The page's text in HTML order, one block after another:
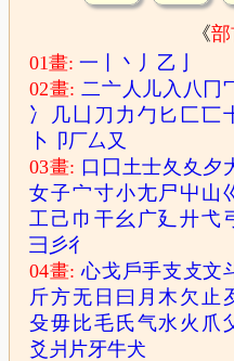
《
01畫:一 丶 丿 乙
02畫:二亠 人 儿入 八 冂
冫
几 凵 刀 力 勹 匕 匚匸
卜
卩厂厶 又
03畫: 口 囗 土士夂 夊 夕
女子宀寸小尢尸 屮 山
工 己 巾 干幺 广廴廾弋
彐 彡彳
04畫:心戈 戶手支 攴文
斤方无 日 曰 月木 欠止
殳毋 比毛 氏气水 火 爪
爻 爿 片牙牛犬